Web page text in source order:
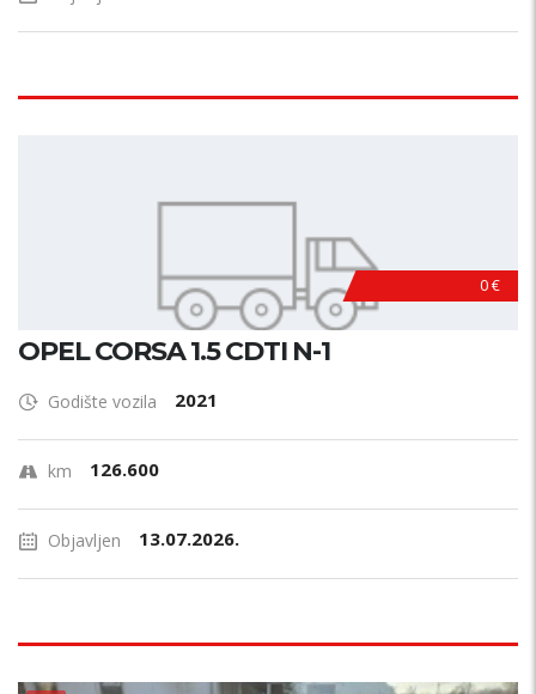
0 €
OPEL CORSA 1.5 CDTI N-1
Godište vozila 2021
km 126.600
Objavljen 13.07.2026.